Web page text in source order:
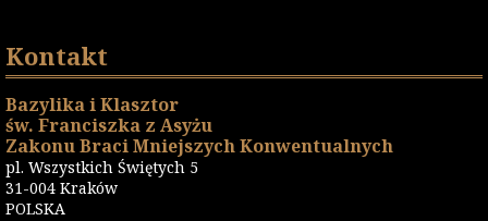
Kontakt
Bazylika i Klasztor
św. Franciszka z Asyżu
Zakonu Braci Mniejszych Konwentualnych
pl. Wszystkich Świętych 5
31-004 Kraków
POLSKA